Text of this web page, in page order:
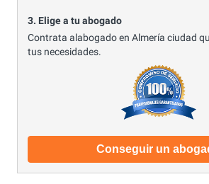
3. Elige a tu abogado
Contrata alabogado en Almería ciudad
tus necesidades.
Conseguir un